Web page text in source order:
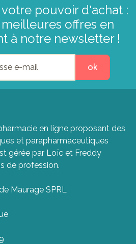
pouvoir d'achat :
offres en
à notre newsletter !
ok
en ligne proposant des
et parapharmaceutiques
gérée par Loïc et Freddy
de profession.
Maurage SPRL